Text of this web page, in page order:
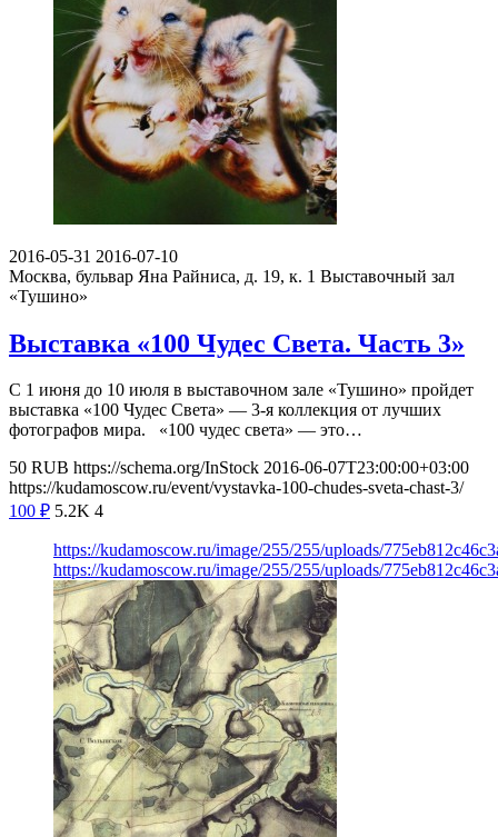
2016-05-31 2016-07-10
Москва, бульвар Яна Райниса, д. 19, к. 1 Выставочный зал
«Тушино»
Выставка «100 Чудес Света. Часть 3»
С 1 июня до 10 июля в выставочном зале «Тушино» пройдет
выставка «100 Чудес Света» — 3-я коллекция от лучших
фотографов мира. «100 чудес света» — это…
50 RUB https://schema.org/InStock 2016-06-07T23:00:00+03:00
https://kudamoscow.ru/event/vystavka-100-chudes-sveta-chast-3/
100 ₽ 5.2K 4
https://kudamoscow.ru/image/255/255/uploads/
https://kudamoscow.ru/image/255/255/uploads/